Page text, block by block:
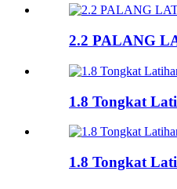
2.2 PALANG
1.8 Tongkat
1.8 Tongkat